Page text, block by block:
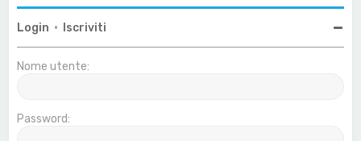
Login • Iscriviti
Nome utente:
Password: